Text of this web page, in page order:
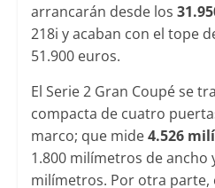
arrancarán desde los
218i y acaban con el tope
51.900 euros.
El Serie 2 Gran Coupé se
compacta de cuatro
marco; que mide4.526
1.800 milímetros de ancho
milímetros. Por otra parte,